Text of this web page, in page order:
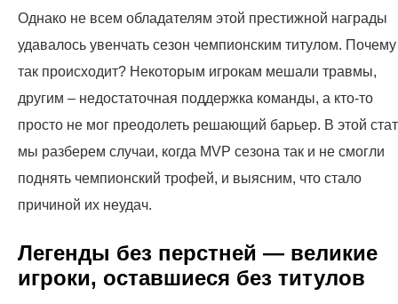
Однако не всем обладателям этой престижной награды
удавалось увенчать сезон чемпионским титулом. Почему
так происходит? Некоторым игрокам мешали травмы,
другим – недостаточная поддержка команды, а кто-то
просто не мог преодолеть решающий барьер. В этой
мы разберем случаи, когда MVP сезона так и не смогли
поднять чемпионский трофей, и выясним, что стало
причиной их неудач.
Легенды без перстней — великие
игроки, оставшиеся без титулов